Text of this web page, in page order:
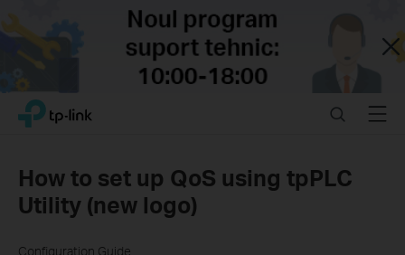
Close
Click
navigation
TP-Link, Reliably Smart SearchMenu
How to set up QoS using tpPLC
Utility (new logo)
Configuration Guide